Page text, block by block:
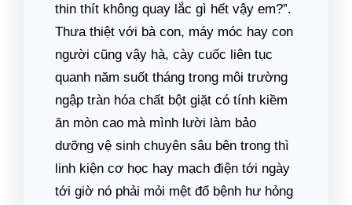
thin thít không quay lắc gì hết vậy em?”.
Thưa thiệt với bà con, máy móc hay con
người cũng vậy hà, cày cuốc liên tục
quanh năm suốt tháng trong môi trường
ngập tràn hóa chất bột giặt có tính kiềm
ăn mòn cao mà mình lười làm bảo
dưỡng vệ sinh chuyên sâu bên trong thì
linh kiện cơ học hay mạch điện tới ngày
tới giờ nó phải mỏi mệt đổ bệnh hư hỏng